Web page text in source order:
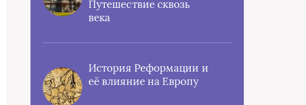
Путешествие сквозь
века
История Реформации и
её влияние на Европу